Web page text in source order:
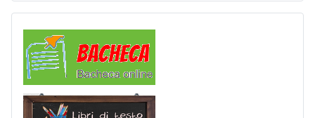
Libri di Testo